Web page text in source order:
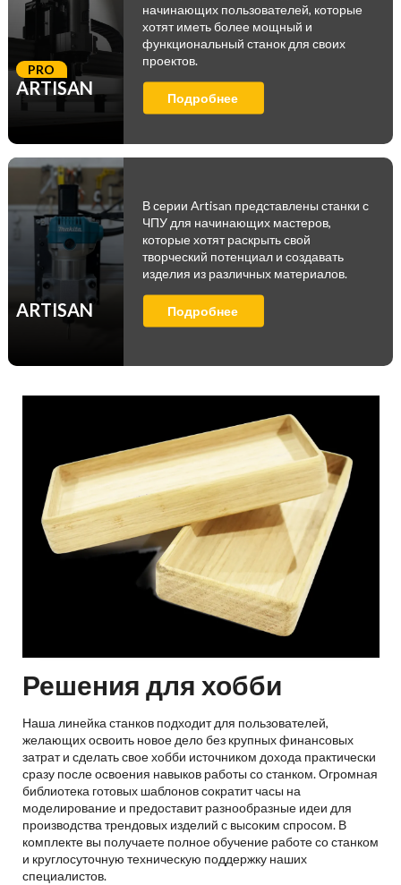
ARTISAN
PRO
начинающих пользователей, которые
хотят иметь более мощный и
функциональный станок для своих
проектов.
Подробнее
ARTISAN
В серии Artisan представлены станки с
ЧПУ для начинающих мастеров,
которые хотят раскрыть свой
творческий потенциал и создавать
изделия из различных материалов.
Подробнее
Решения для хобби
Наша линейка станков подходит для пользователей,
желающих освоить новое дело без крупных финансовых
затрат и сделать свое хобби источником дохода практически
сразу после освоения навыков работы со станком. Огромная
библиотека готовых шаблонов сократит часы на
моделирование и предоставит разнообразные идеи для
производства трендовых изделий с высоким спросом. В
комплекте вы получаете полное обучение работе со станком
и круглосуточную техническую поддержку наших
специалистов.